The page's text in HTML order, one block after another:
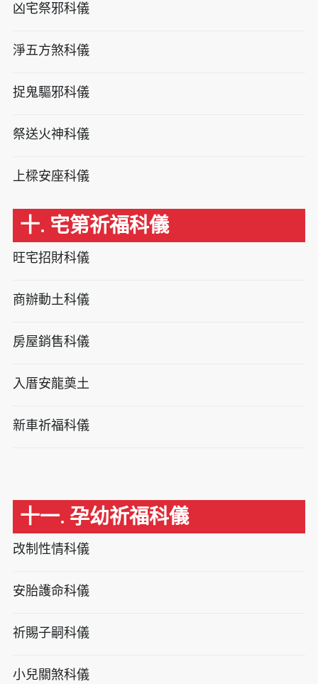
凶宅祭邪科儀
淨五方煞科儀
捉鬼驅邪科儀
祭送火神科儀
上樑安座科儀
十. 宅第祈福科儀
旺宅招財科儀
商辦動土科儀
房屋銷售科儀
入厝安龍奠土
新車祈福科儀
十一. 孕幼祈福科儀
改制性情科儀
安胎護命科儀
祈賜子嗣科儀
小兒關煞科儀